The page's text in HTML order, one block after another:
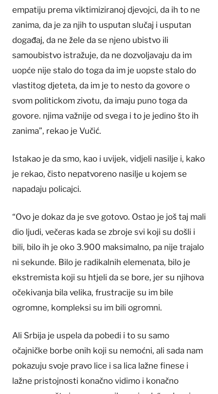
empatiju prema viktimiziranoj djevojci, da ih to ne
zanima, da je za njih to usputan slučaj i usputan
događaj, da ne žele da se njeno ubistvo ili
samoubistvo istražuje, da ne dozvoljavaju da im
uopće nije stalo do toga da im je uopste stalo do
vlastitog djeteta, da im je to nesto da govore o
svom politickom zivotu, da imaju puno toga da
govore. njima važnije od svega i to je jedino što ih
zanima”, rekao je Vučić.
Istakao je da smo, kao i uvijek, vidjeli nasilje i, kako
je rekao, čisto nepatvoreno nasilje u kojem se
napadaju policajci.
“Ovo je dokaz da je sve gotovo. Ostao je još taj mali
dio ljudi, večeras kada se zbroje svi koji su došli i
bili, bilo ih je oko 3.900 maksimalno, pa nije trajalo
ni sekunde. Bilo je radikalnih elemenata, bilo je
ekstremista koji su htjeli da se bore, jer su njihova
očekivanja bila velika, frustracije su im bile
ogromne, kompleksi su im bili ogromni.
Ali Srbija je uspela da pobedi i to su samo
očajničke borbe onih koji su nemoćni, ali sada nam
pokazuju svoje pravo lice i sa lica lažne finese i
lažne pristojnosti konačno vidimo i konačno